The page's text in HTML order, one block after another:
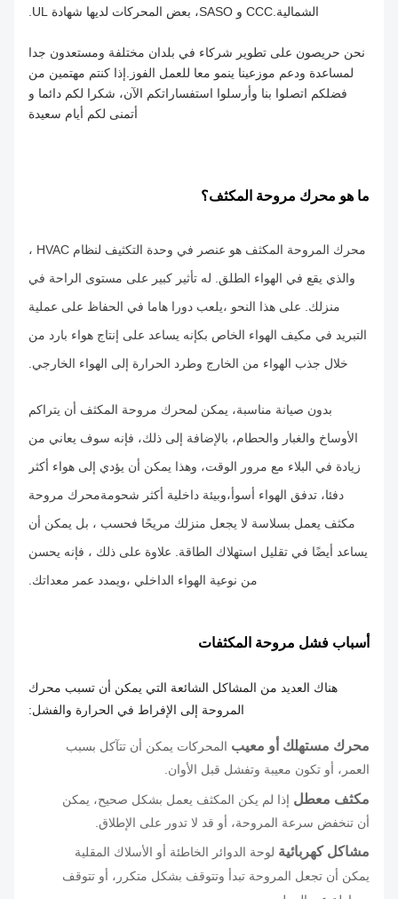
الشمالية.CCC و SASO، بعض المحركات لديها شهادة UL.
نحن حريصون على تطوير شركاء في بلدان مختلفة ومستعدون جدا
لمساعدة ودعم موزعينا ينمو معا للعمل الفوز. إذا كنتم مهتمين من
فضلكم اتصلوا بنا وأرسلوا استفساراتكم الآن، شكرا لكم دائما و
أتمنى لكم أيام سعيدة
ما هو محرك مروحة المكثف؟
محرك المروحة المكثف هو عنصر في وحدة التكثيف لنظام HVAC ،
والذي يقع في الهواء الطلق. له تأثير كبير على مستوى الراحة في
منزلك. على هذا النحو ،يلعب دورا هاما في الحفاظ على عملية
التبريد في مكيف الهواء الخاص بكإنه يساعد على إنتاج هواء بارد من
خلال جذب الهواء من الخارج وطرد الحرارة إلى الهواء الخارجي.
بدون صيانة مناسبة، يمكن لمحرك مروحة المكثف أن يتراكم
الأوساخ والغبار والحطام، بالإضافة إلى ذلك، فإنه سوف يعاني من
زيادة في البلاء مع مرور الوقت، وهذا يمكن أن يؤدي إلى هواء أكثر
دفئا، تدفق الهواء أسوأ،وبيئة داخلية أكثر شحومةمحرك مروحة
مكثف يعمل بسلاسة لا يجعل منزلك مريحًا فحسب ، بل يمكن أن
يساعد أيضًا في تقليل استهلاك الطاقة. علاوة على ذلك ، فإنه يحسن
من نوعية الهواء الداخلي ،ويمدد عمر معداتك.
أسباب فشل مروحة المكثفات
هناك العديد من المشاكل الشائعة التي يمكن أن تسبب محرك
المروحة إلى الإفراط في الحرارة والفشل:
محرك مستهلك أو معيب المحركات يمكن أن تتآكل بسبب
العمر، أو تكون معيبة وتفشل قبل الأوان.
مكثف معطل إذا لم يكن المكثف يعمل بشكل صحيح، يمكن
أن تنخفض سرعة المروحة، أو قد لا تدور على الإطلاق.
مشاكل كهربائية لوحة الدوائر الخاطئة أو الأسلاك المقلية
يمكن أن تجعل المروحة تبدأ وتتوقف بشكل متكرر، أو تتوقف